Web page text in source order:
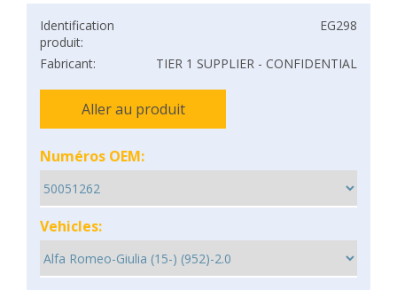
Identification
produit:
EG298
Fabricant: TIER 1 SUPPLIER - CONFIDENTIAL
Aller au produit
Numéros OEM:
Vehicles: